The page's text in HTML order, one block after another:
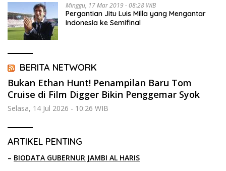
Minggu, 17 Mar 2019 - 08:28 WIB
Pergantian Jitu Luis Milla yang Mengantar
Indonesia ke Semifinal
BERITA NETWORK
Bukan Ethan Hunt! Penampilan Baru Tom
Cruise di Film Digger Bikin Penggemar Syok
Selasa, 14 Jul 2026 - 10:26 WIB
ARTIKEL PENTING
– BIODATA GUBERNUR JAMBI AL HARIS